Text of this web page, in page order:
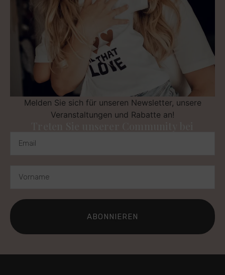
Melden Sie sich für unseren Newsletter, unsere
Veranstaltungen und Rabatte an!
ABONNIEREN